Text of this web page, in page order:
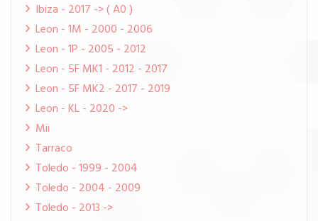
Ibiza - 2017 -> ( A0 )
Leon - 1M - 2000 - 2006
Leon - 1P - 2005 - 2012
Leon - 5F MK1 - 2012 - 2017
Leon - 5F MK2 - 2017 - 2019
Leon - KL - 2020 ->
Mii
Tarraco
Toledo - 1999 - 2004
Toledo - 2004 - 2009
Toledo - 2013 ->